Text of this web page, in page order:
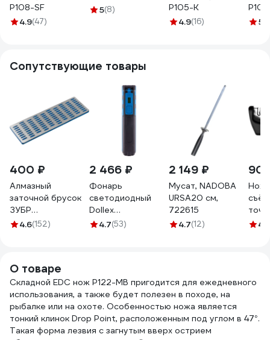
P108-SF
4.9(47)
5(8)
P105-K
4.9(16)
5
Сопутствующие товары
400 ₽
Алмазный
заточной брусок
ЗУБР
Профессионал
35715-03_z01
4.6(152)
2 466 ₽
Фонарь
светодиодный
Dollex
аккумуляторный,
4.7(53)
2 149 ₽
Мусат, NADOBA
URSA20 см,
722615
4.7(12) 4.9
О товаре
Складной EDC нож P122-MB пригодится для ежедневного
использования, а также будет полезен в походе, на
рыбалке или на охоте. Особенностью ножа является
тонкий клинок Drop Point, расположенным под углом в 47°.
Такая форма лезвия с загнутым вверх острием